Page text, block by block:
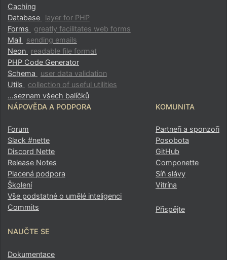
Caching
Database
layer for PHP
Forms
greatly facilitates web forms
Mail
sending emails
Neon
readable file format
PHP Code Generator
Schema
user data validation
Utils
collection of useful utilities
…seznam všech balíčků
NÁPOVĚDA A PODPORA
Forum
Slack #nette
Discord Nette
Release Notes
Placená podpora
Školení
Vše podstatné o umělé inteligenci
Commits
NAUČTE SE
Dokumentace
KOMUNITA
Partneři a sponzoři
Posobota
GitHub
Componette
Síň slávy
Vitrína
Přispějte